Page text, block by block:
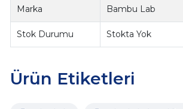
Marka Bambu Lab
Stok Durumu Stokta Yok
Ürün Etiketleri